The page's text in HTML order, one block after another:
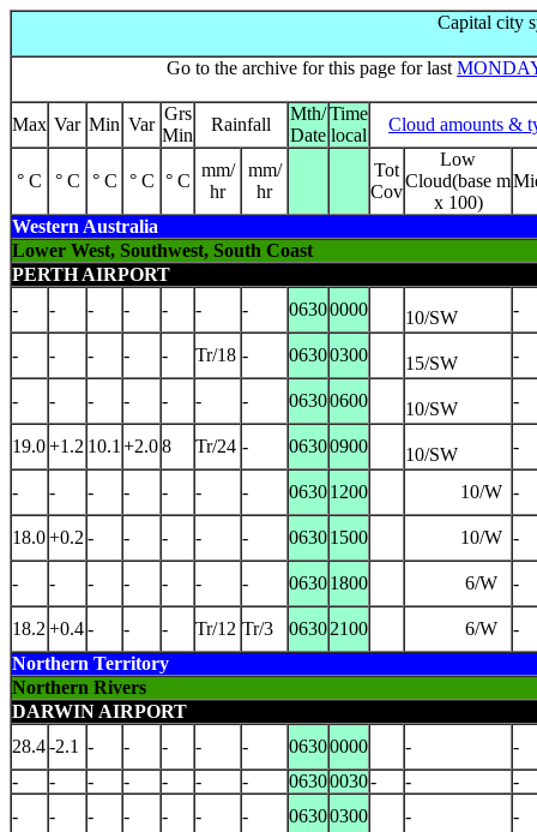
Capital city
Go to the archive for this page for last
Max Var Min Var
Grs
Min
Rainfall
Mth/
Date
Time
local
Cloud amounts &
° C ° C ° C ° C ° C
mm/
hr
mm/
hr
Tot
Cov
Low
Cloud(base m
x 100)
Western Australia
Lower West, Southwest, South Coast
PERTH AIRPORT
-
- - - - - - 06300000 10/SW -
- - - - - Tr/18 - 06300300 15/SW -
- - - - - - - 06300600 10/SW -
19.0+1.2 10.1 +2.08 Tr/24 - 06300900 10/SW -
- - - - - - - 06301200 10/W -
18.0+0.2 - - - - - 06301500 10/W -
- - - - - - - 06301800 6/W -
18.2 +0.4- - - Tr/12 Tr/3 06302100 6/W
-
Northern Territory
Northern Rivers
DARWIN AIRPORT
28.4-2.1 - - - - - 06300000 -
-
-
- - - - - - 06300030- -
-
-
- - - - - - 06300300 -
-